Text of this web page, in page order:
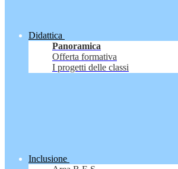
Didattica
Panoramica
Offerta formativa
I progetti delle classi
Inclusione